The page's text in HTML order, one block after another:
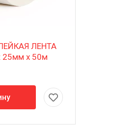
ЛЕНТА
25мм х 50м